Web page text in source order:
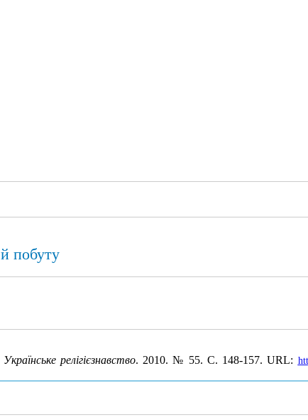
побуту
Українське релігієзнавство. 2010. № 55. С. 148-157. URL: